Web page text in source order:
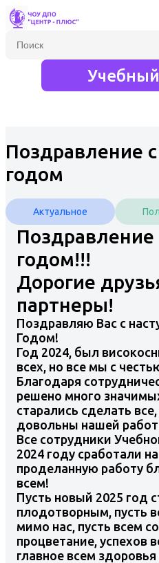
Поздравление
годом
Актуальное
годом!!!
Дорогие
партнеры!
Поздравляю Вас с
Годом!
Год 2024, был
всех, но все мы с
Благодаря
решено много
старались сделать
довольны нашей
Все сотрудники
2024 году сработали
проделанную работу
всем!
Пусть новый 2025 год
плодотворным, пусть
мимо нас, пусть всем
процветание, успехов
главное всем здоровья